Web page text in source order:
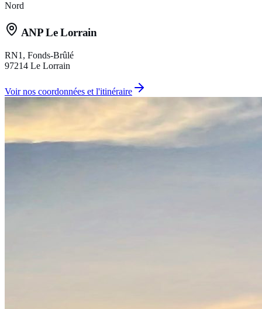
Nord
ANP Le Lorrain
RN1, Fonds-Brûlé
97214 Le Lorrain
Voir nos coordonnées et l'itinéraire